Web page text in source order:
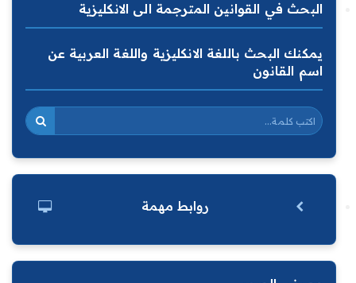
البحث في القوانين المترجمة الى الانكليزية
يمكنك البحث باللغة الانكليزية واللغة العربية عن
اسم القانون
روابط مهمة